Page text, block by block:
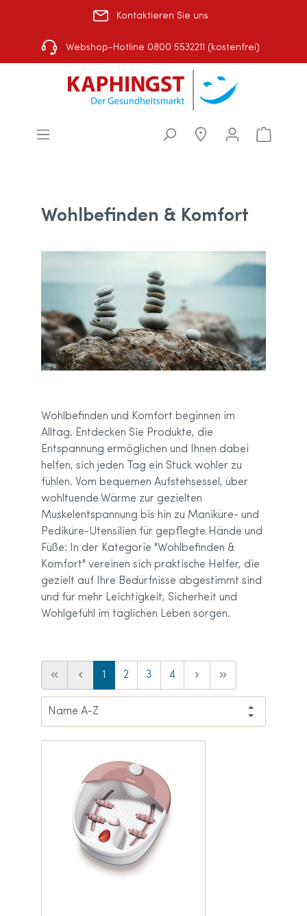
Kontaktieren Sie uns
Webshop-Hotline 0800 5532211 (kostenfrei)
Wohlbefinden & Komfort
Wohlbefinden und Komfort beginnen im
Alltag. Entdecken Sie Produkte, die
Entspannung ermöglichen und Ihnen dabei
helfen, sich jeden Tag ein Stück wohler zu
fühlen. Vom bequemen Aufstehsessel, über
wohltuende Wärme zur gezielten
Muskelentspannung bis hin zu Maniküre- und
Pediküre-Utensilien für gepflegte Hände und
Füße: In der Kategorie "Wohlbefinden &
Komfort" vereinen sich praktische Helfer, die
gezielt auf Ihre Bedürfnisse abgestimmt sind
und für mehr Leichtigkeit, Sicherheit und
Wohlgefühl im täglichen Leben sorgen.
1 2 3 4